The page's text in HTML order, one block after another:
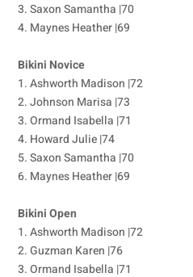
3. Saxon Samantha |70
4. Maynes Heather |69
Bikini Novice
1. Ashworth Madison |72
2. Johnson Marisa |73
3. Ormand Isabella |71
4. Howard Julie |74
5. Saxon Samantha |70
6. Maynes Heather |69
Bikini Open
1. Ashworth Madison |72
2. Guzman Karen |76
3. Ormand Isabella |71